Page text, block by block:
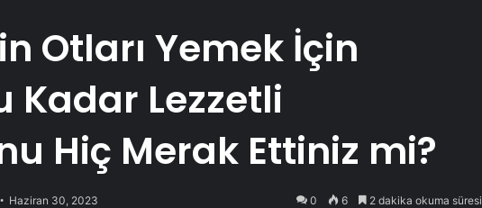
Otları Yemek İçin
Kadar Lezzetli
Hiç Merak Ettiniz mi?
Haziran 30, 2023 0 6 2 dakika okuma süresi